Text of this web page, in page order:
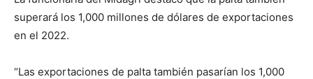
superará los 1,000 millones de dólares de exportaciones
en el 2022.
“Las exportaciones de palta también pasarían los 1,000